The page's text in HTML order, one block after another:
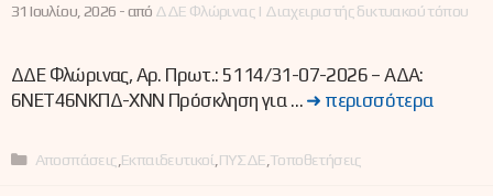
31 Ιουλίου, 2026 -από ΔΔΕ Φλώρινας | Διαχειριστής δικτυακού τόπου
ΔΔΕ Φλώρινας, Αρ. Πρωτ.: 5114/31-07-2026 – ΑΔΑ:
6ΝΕΤ46ΝΚΠΔ-ΧΝΝ Πρόσκληση για … ➜ περισσότερα
Κατηγορίες
Αποσπάσεις Εκπαιδευτικοί ΠΥΣΔΕ Τοποθετήσεις